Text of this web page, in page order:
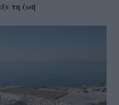
τη ζωή